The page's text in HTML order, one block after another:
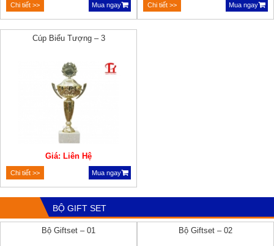
Chi tiết >> Mua ngay Chi tiết >> Mua ngay
Cúp Biểu Tượng – 3
Giá: Liên Hệ
Chi tiết >> Mua ngay
BỘ GIFT SET
Bộ Giftset – 01 Bộ Giftset – 02